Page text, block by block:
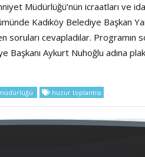
Müdürlüğü’nün icraatları ve
Kadıköy Belediye Başkan
soruları cevapladılar. Programın
Başkanı Aykurt Nuhoğlu adına
huzur toplantısı